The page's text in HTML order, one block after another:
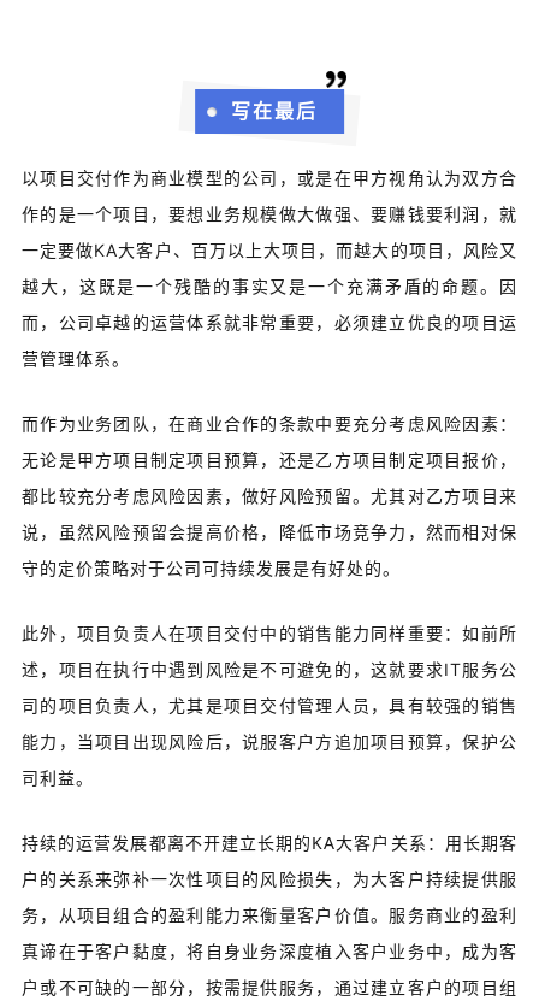
写在最后
以项目交付作为商业模型的公司，或是在甲方视角认为双方合
作的是一个项目，要想业务规模做大做强、要赚钱要利润，就
一定要做KA大客户、百万以上大项目，而越大的项目，风险又
越大，这既是一个残酷的事实又是一个充满矛盾的命题。 因
而，公司卓越的运营体系就非常重要，必须建立优良的项目运
营管理体系。
而作为业务团队，在商业合作的条款中要充分考虑风险因素：
无论是甲方项目制定项目预算，还是乙方项目制定项目报价，
都比较充分考虑风险因素，做好风险预留。尤其对乙方项目来
说，虽然风险预留会提高价格，降低市场竞争力，然而相对保
守的定价策略对于公司可持续发展是有好处的。
此外，项目负责人在项目交付中的销售能力同样重要：如前所
述，项目在执行中遇到风险是不可避免的，这就要求IT服务公
司的项目负责人，尤其是项目交付管理人员，具有较强的销售
能力，当项目出现风险后，说服客户方追加项目预算，保护公
司利益。
持续的运营发展都离不开建立长期的KA大客户关系：用长期客
户的关系来弥补一次性项目的风险损失，为大客户持续提供服
务，从项目组合的盈利能力来衡量客户价值。服务商业的盈利
真谛在于客户黏度，将自身业务深度植入客户业务中，成为客
户或不可缺的一部分，按需提供服务，通过建立客户的项目组